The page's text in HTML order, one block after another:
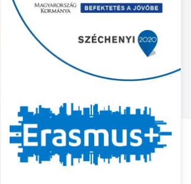
Általános Szerződési Feltételek Kapcsolat